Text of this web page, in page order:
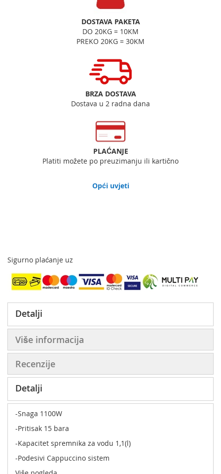
DOSTAVA PAKETA
DO 20KG = 10KM
PREKO 20KG = 30KM
BRZA DOSTAVA
Dostava u 2 radna dana
PLAĆANJE
Platiti možete po preuzimanju ili kartično
Opći uvjeti
Sigurno plaćanje uz
Detalji
Više informacija
Recenzije
Detalji
-Snaga 1100W
-Pritisak 15 bara
-Kapacitet spremnika za vodu 1,1(l)
-Podesivi Cappuccino sistem